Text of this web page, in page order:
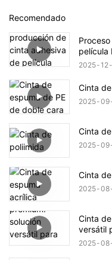
Recomendado
película
2025 12
Cinta
2025 09
Cinta
2025 09
Cinta
2025 08
Cinta
versátil
2025 08